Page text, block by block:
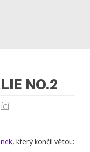
NO.2
, který končil větou: